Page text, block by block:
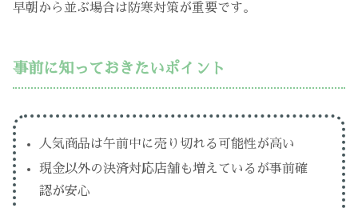
早朝から並ぶ場合は防寒対策が重要です。
事前に知っておきたいポイント
人気商品は午前中に売り切れる可能性が高い
現金以外の決済対応店舗も増えているが事前確
認が安心